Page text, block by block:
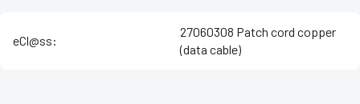
eCl@ss:
27060308 Patch cord copper
(data cable)